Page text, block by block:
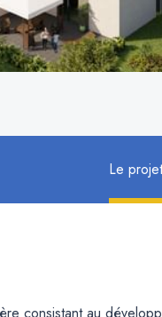
Le projet
consistant au